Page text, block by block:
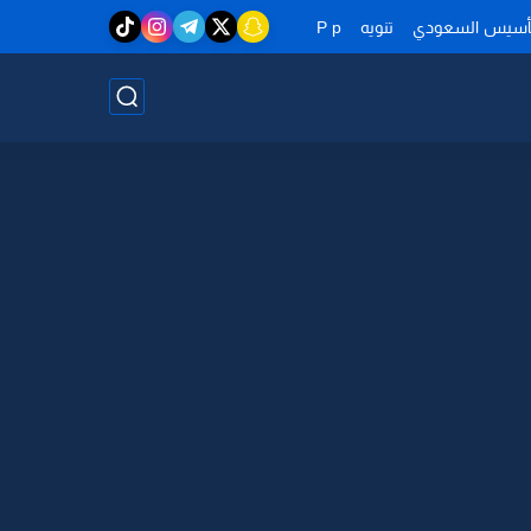
السعودي تنويه P p